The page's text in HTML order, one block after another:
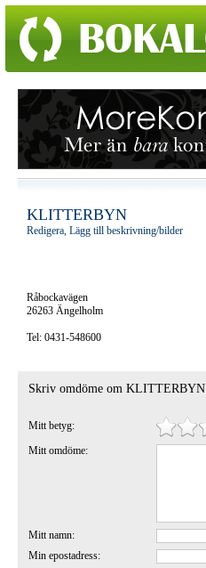
KLITTERBYN
Redigera, Lägg till beskrivning/bilder
Råbockavägen
26263 Ängelholm
Tel: 0431-548600
Skriv omdöme om KLITTERBYN
Mitt betyg:
Mitt omdöme:
Mitt namn:
Min epostadress: